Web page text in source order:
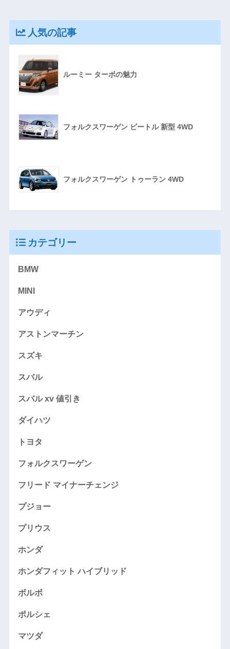
人気の記事
ルーミー ターボの魅力
フォルクスワーゲン ビートル 新型 4WD
フォルクスワーゲン トゥーラン 4WD
カテゴリー
BMW
MINI
アウディ
アストンマーチン
スズキ
スバル
スバル xv 値引き
ダイハツ
トヨタ
フォルクスワーゲン
フリード マイナーチェンジ
プジョー
プリウス
ホンダ
ホンダフィット ハイブリッド
ボルボ
ポルシェ
マツダ